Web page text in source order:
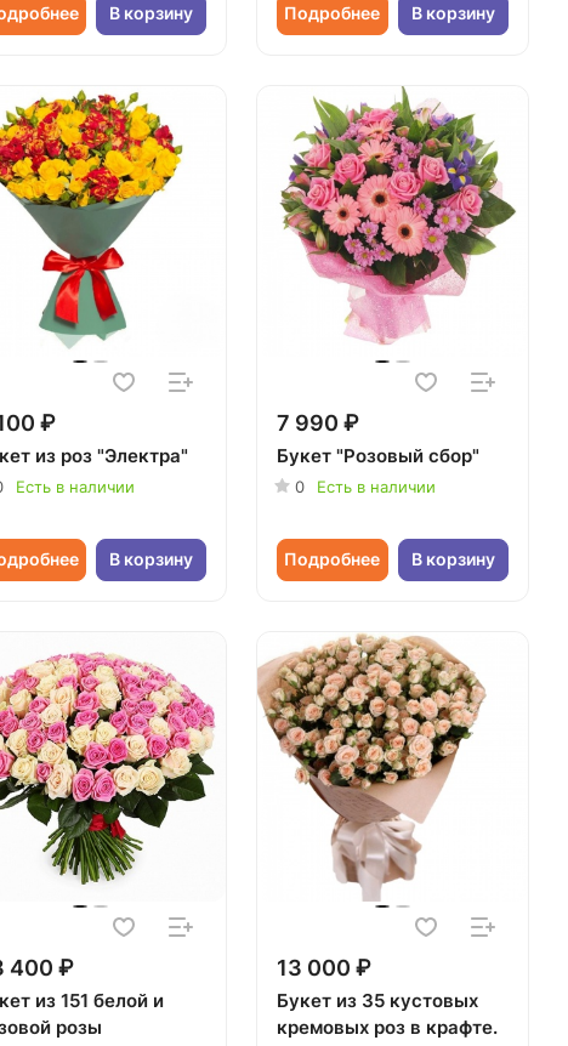
В корзину Подробнее В корзину
₽
из роз "Электра"
Есть в наличии
В корзину
7 990 ₽
Букет "Розовый сбор"
0 Есть в наличии
Подробнее В корзину
400 ₽
из 151 белой и
розы
13 000 ₽
Букет из 35 кустовых
кремовых роз в крафте.